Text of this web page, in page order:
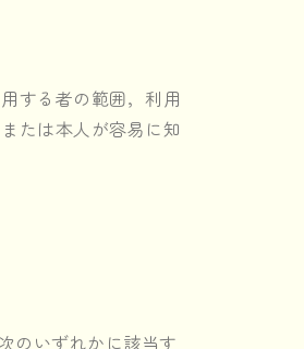
する者の範囲，利用
たは本人が容易に知
のいずれかに該当す